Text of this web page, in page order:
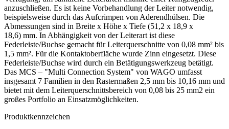
anzuschließen. Es ist keine Vorbehandlung der Leiter notwendig,
beispielsweise durch das Aufcrimpen von Aderendhülsen. Die
Abmessungen sind in Breite x Höhe x Tiefe (51,2 x 18,9 x
18,6) mm. In Abhängigkeit von der Leiterart ist diese
Federleiste/Buchse gemacht für Leiterquerschnitte von 0,08 mm² bis
1,5 mm². Für die Kontaktoberfläche wurde Zinn eingesetzt. Diese
Federleiste/Buchse wird durch ein Betätigungswerkzeug betätigt.
Das MCS – "Multi Connection System" von WAGO umfasst
insgesamt 7 Familien in den Rastermaßen 2,5 mm bis 10,16 mm und
bietet mit dem Leiterquerschnittsbereich von 0,08 bis 25 mm2 ein
großes Portfolio an Einsatzmöglichkeiten.
Produktkennzeichen